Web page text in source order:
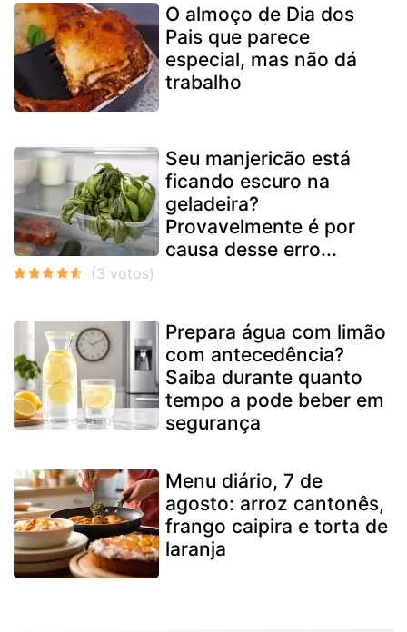
O almoço de Dia dos
Pais que parece
especial, mas não dá
trabalho
Seu manjericão está
ficando escuro na
geladeira?
Provavelmente é por
causa desse erro...
Prepara água com limão
com antecedência?
Saiba durante quanto
tempo a pode beber em
segurança
Menu diário, 7 de
agosto: arroz cantonês,
frango caipira e torta de
laranja